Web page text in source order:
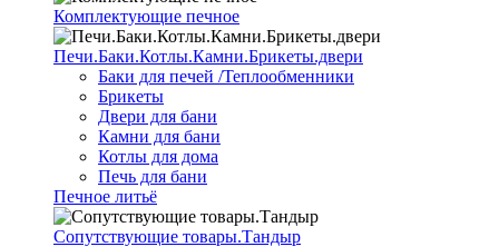
Комплектующие печное
Печи.Баки.Котлы.Камни.Брикеты.двери
Баки для печей /Теплообменники
Брикеты
Двери для бани
Камни для бани
Котлы для дома
Печь для бани
Печное литьё
Сопутствующие товары.Тандыр